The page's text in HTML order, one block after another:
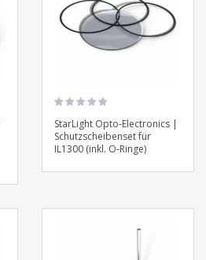
StarLight Opto-Electronics |
Schutzscheibenset für
IL1300 (inkl. O-Ringe)